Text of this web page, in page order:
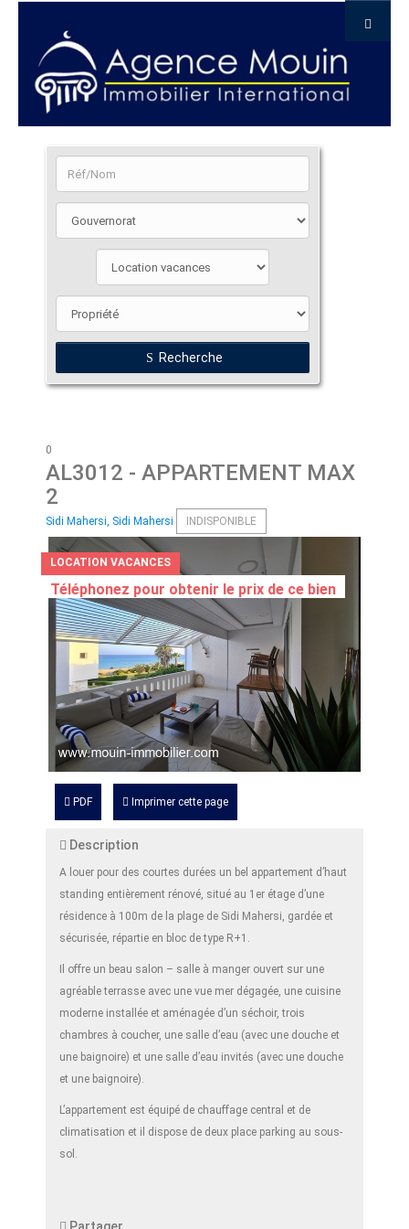
Recherche
0
AL3012 - APPARTEMENT MAX
2
Sidi Mahersi, Sidi Mahersi INDISPONIBLE
LOCATION VACANCES
Téléphonez pour obtenir le prix de ce bien
PDF Imprimer cette page
Description
A louer pour des courtes durées un bel appartement d’haut
standing entièrement rénové, situé au 1er étage d’une
résidence à 100m de la plage de Sidi Mahersi, gardée et
sécurisée, répartie en bloc de type R+1.
Il offre un beau salon – salle à manger ouvert sur une
agréable terrasse avec une vue mer dégagée, une cuisine
moderne installée et aménagée d’un séchoir, trois
chambres à coucher, une salle d’eau (avec une douche et
une baignoire) et une salle d’eau invités (avec une douche
et une baignoire).
L’appartement est équipé de chauffage central et de
climatisation et il dispose de deux place parking au sous-
sol.